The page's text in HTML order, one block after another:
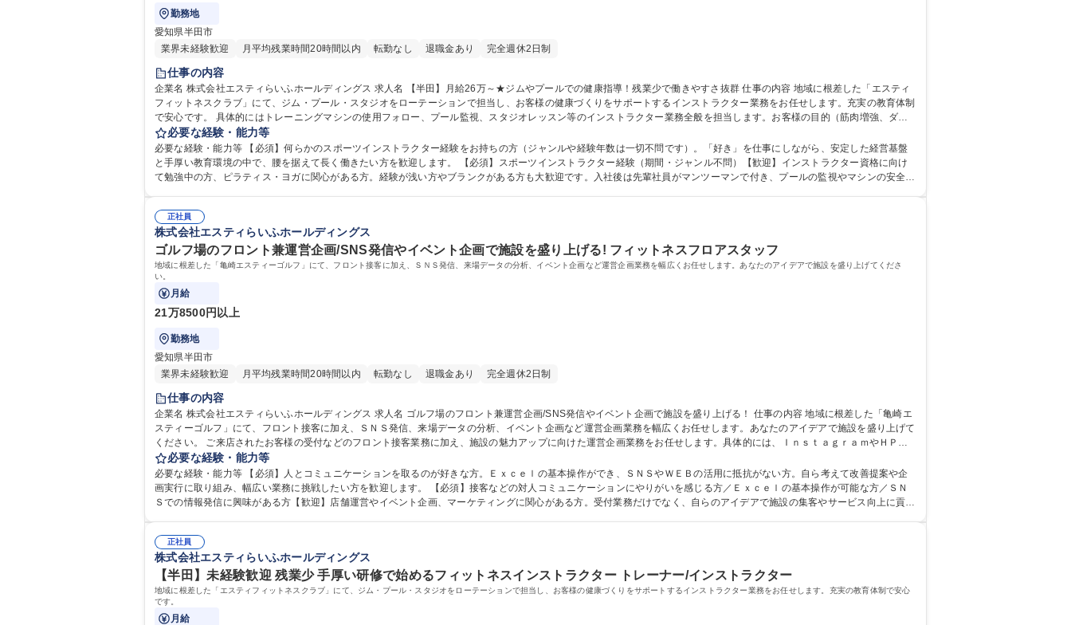
勤務地
愛知県半田市
業界未経験歓迎
月平均残業時間20時間以内 転勤なし 退職金あり 完全週休2日制
仕事の内容
企業名 株式会社エスティらいふホールディングス 求人名 【半田】月給26万～★ジムやプールでの健康指導！残業少で働きやすさ抜群 仕事の内容 地域に根差した「エスティ
フィットネスクラブ」にて、ジム・プール・スタジオをローテーションで担当し、お客様の健康づくりをサポートするインストラクター業務をお任せします。充実の教育体制
で安心です。 具体的にはトレーニングマシンの使用フォロー、プール監視、スタジオレッスン等のインストラクター業務全般を担当します。お客様の目的（筋肉増強、ダイ
エット、健康維持等）に合わせた個人プログラムの考案も行います。ピラティスやヨガ等、幅広いプログラムに携わることができ多彩なスキルを磨けます。地域のお客様と深
く関わり、日々の成果を分かち合える非常にやりがいの大きなポジションです。 募集職種 【半田】月給26万～★ジムやプールでの健康指導！残業少で働きやすさ抜群
必要な経験・能力等
必要な経験・能力等 【必須】何らかのスポーツインストラクター経験をお持ちの方（ジャンルや経験年数は一切不問です）。「好き」を仕事にしながら、安定した経営基盤
と手厚い教育環境の中で、腰を据えて長く働きたい方を歓迎します。 【必須】スポーツインストラクター経験（期間・ジャンル不問）【歓迎】インストラクター資格に向け
て勉強中の方、ピラティス・ヨガに関心がある方。経験が浅い方やブランクがある方も大歓迎です。入社後は先輩社員がマンツーマンで付き、プールの監視やマシンの安全確
正社員
株式会社エスティらいふホールディングス
ゴルフ場のフロント兼運営企画/SNS発信やイベント企画で施設を盛り上げる! フィットネスフロアスタッフ
地域に根差した「亀崎エスティーゴルフ」にて、フロント接客に加え、ＳＮＳ発信、来場データの分析、イベント企画など運営企画業務を幅広くお任せします。あなたのアイデアで施設を盛り上げてくださ
い。
月給
21万8500円以上
勤務地
愛知県半田市
業界未経験歓迎
月平均残業時間20時間以内 転勤なし 退職金あり 完全週休2日制
仕事の内容
企業名 株式会社エスティらいふホールディングス 求人名 ゴルフ場のフロント兼運営企画/SNS発信やイベント企画で施設を盛り上げる！ 仕事の内容 地域に根差した「亀崎エ
スティーゴルフ」にて、フロント接客に加え、ＳＮＳ発信、来場データの分析、イベント企画など運営企画業務を幅広くお任せします。あなたのアイデアで施設を盛り上げて
ください。 ご来店されたお客様の受付などのフロント接客業務に加え、施設の魅力アップに向けた運営企画業務をお任せします。具体的には、ＩｎｓｔａｇｒａｍやＨＰで
の情報発信、Ｅｘｃｅｌを使った顧客データ・来場状況の分析、集客イベントの企画・実行などです。受付にとどまらず、来場促進やサービス改善に自ら考えて取り組めるや
りがいのあるポジションです。ゴルフの専門知識は入社後に少しずつ覚えれば問題ありません。 募集職種 ゴルフ場のフロント兼運営企画/SNS発信やイベント企画で施設を盛
り上げる！
必要な経験・能力等
必要な経験・能力等 【必須】人とコミュニケーションを取るのが好きな方。Ｅｘｃｅｌの基本操作ができ、ＳＮＳやＷＥＢの活用に抵抗がない方。自ら考えて改善提案や企
画実行に取り組み、幅広い業務に挑戦したい方を歓迎します。 【必須】接客などの対人コミュニケーションにやりがいを感じる方／Ｅｘｃｅｌの基本操作が可能な方／ＳＮ
Ｓでの情報発信に興味がある方【歓迎】店舗運営やイベント企画、マーケティングに関心がある方。受付業務だけでなく、自らのアイデアで施設の集客やサービス向上に貢献
正社員
株式会社エスティらいふホールディングス
【半田】未経験歓迎 残業少 手厚い研修で始めるフィットネスインストラクター トレーナー/インストラクター
地域に根差した「エスティフィットネスクラブ」にて、ジム・プール・スタジオをローテーションで担当し、お客様の健康づくりをサポートするインストラクター業務をお任せします。充実の教育体制で安心
です。
月給